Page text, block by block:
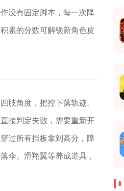
没有固定脚本，每一次降
累的分数可解锁新角色皮
肢角度，把控下落轨迹。
接判定失败，需要重新开
过所有挡板拿到高分，障
伞、滑翔翼等养成道具，